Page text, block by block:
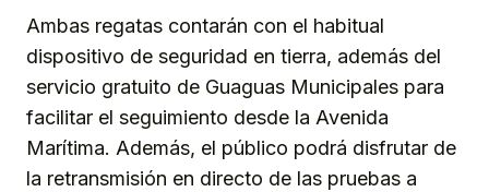
Ambas regatas contarán con el habitual
dispositivo de seguridad en tierra, además del
servicio gratuito de Guaguas Municipales para
facilitar el seguimiento desde la Avenida
Marítima. Además, el público podrá disfrutar de
la retransmisión en directo de las pruebas a